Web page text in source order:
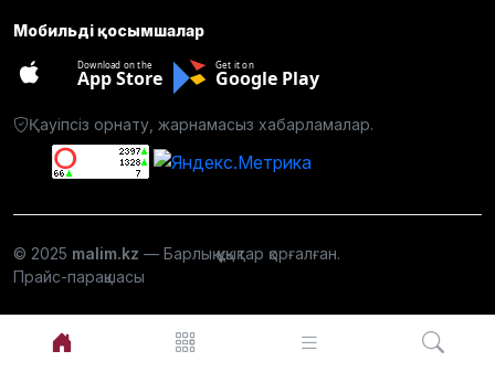
Мобильді қосымшалар
Download on the
App Store
Get it on
Google Play
Қауіпсіз орнату, жарнамасыз хабарламалар.
© 2025 malim.kz — Барлық құқықтар қорғалған.
Прайс-парақшасы